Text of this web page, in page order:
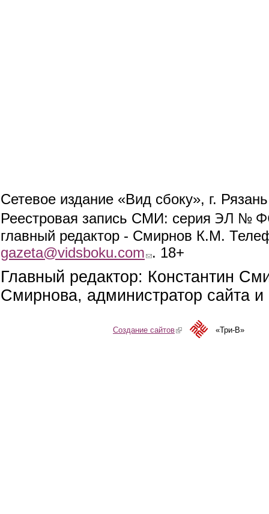
Сетевое издание «Вид сбоку», г.
Реестровая запись СМИ: серия ЭЛ №
главный редактор - Смирнов К.М.
gazeta@vidsboku.com (link sends e-mail)
. 18+
Главный редактор: Константин
Смирнова, администратор сайта
Создание сайтов(link is external)«Три-В»